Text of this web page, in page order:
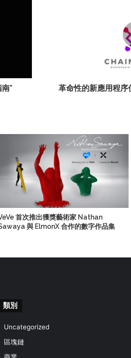
” 革命性的新應用程
首次推出獲獎藝術家 Nathan
與 ElmonX 合作的數字作品集
類別
Uncategorized
區塊鏈